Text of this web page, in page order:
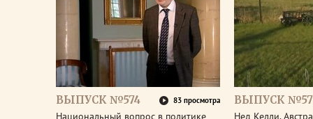
ВЫПУСК №574 83 просмотра
Национальный вопрос в политике
ВЫПУСК
Нед Келли.